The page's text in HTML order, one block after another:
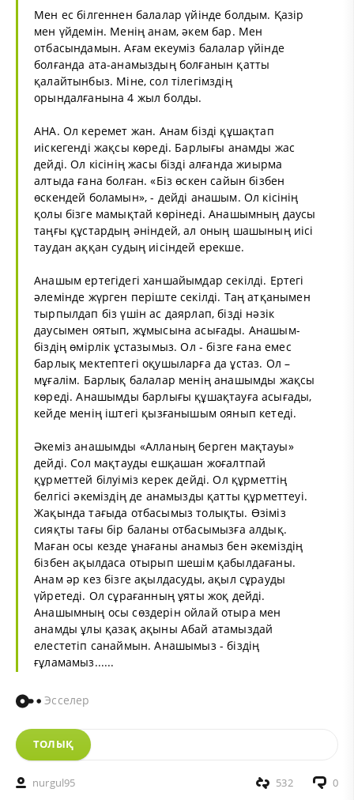
Мен ес білгеннен балалар үйінде болдым. Қазір
мен үйдемін. Менің анам, әкем бар. Мен
отбасындамын. Ағам екеуміз балалар үйінде
болғанда ата-анамыздың болғанын қатты
қалайтынбыз. Міне, сол тілегімздің
орындалғанына 4 жыл болды.
АНА. Ол керемет жан. Анам бізді құшақтап
иіскегенді жақсы көреді. Барлығы анамды жас
дейді. Ол кісінің жасы бізді алғанда жиырма
алтыда ғана болған. «Біз өскен сайын бізбен
өскендей боламын», - дейді анашым. Ол кісінің
қолы бізге мамықтай көрінеді. Анашымның даусы
таңғы құстардың әніндей, ал оның шашының иісі
таудан аққан судың иісіндей ерекше.
Анашым ертегідегі ханшайымдар секілді. Ертегі
әлемінде жүрген періште секілді. Таң атқанымен
тырпылдап біз үшін ас даярлап, бізді нәзік
даусымен оятып, жұмысына асығады. Анашым-
біздің өмірлік ұстазымыз. Ол - бізге ғана емес
барлық мектептегі оқушыларға да ұстаз. Ол –
мұғалім. Барлық балалар менің анашымды жақсы
көреді. Анашымды барлығы құшақтауға асығады,
кейде менің іштегі қызғанышым оянып кетеді.
Әкеміз анашымды «Алланың берген мақтауы»
дейді. Сол мақтауды ешқашан жоғалтпай
құрметтей білуіміз керек дейді. Ол құрметтің
белгісі әкеміздің де анамызды қатты құрметтеуі.
Жақында тағыда отбасымыз толықты. Өзіміз
сияқты тағы бір баланы отбасымызға алдық.
Маған осы кезде ұнағаны анамыз бен әкеміздің
бізбен ақылдаса отырып шешім қабылдағаны.
Анам әр кез бізге ақылдасуды, ақыл сұрауды
үйретеді. Ол сұрағанның ұяты жоқ дейді.
Анашымның осы сөздерін ойлай отыра мен
анамды ұлы қазақ ақыны Абай атамыздай
елестетіп санаймын. Анашымыз - біздің
ғұламамыз......
Эсселер
ТОЛЫҚ
nurgul95 0
532